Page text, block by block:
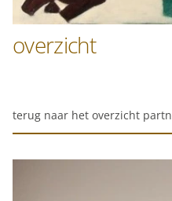
overzicht
terug naar het overzicht
Gedeelde